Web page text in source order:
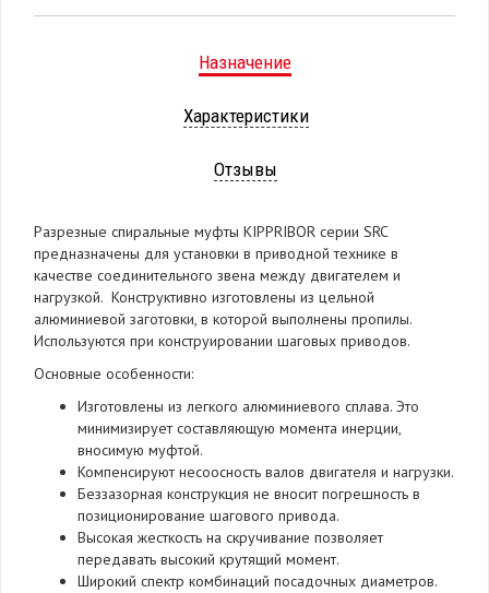
Назначение
Характеристики
Отзывы
Разрезные спиральные муфты KIPPRIBOR серии SRC
предназначены для установки в приводной технике в
качестве соединительного звена между двигателем и
нагрузкой. Конструктивно изготовлены из цельной
алюминиевой заготовки, в которой выполнены пропилы.
Используются при конструировании шаговых приводов.
Основные особенности:
Изготовлены из легкого алюминиевого сплава. Это
минимизирует составляющую момента инерции,
вносимую муфтой.
Компенсируют несоосность валов двигателя и нагрузки.
Беззазорная конструкция не вносит погрешность в
позиционирование шагового привода.
Высокая жесткость на скручивание позволяет
передавать высокий крутящий момент.
Широкий спектр комбинаций посадочных диаметров.